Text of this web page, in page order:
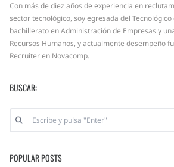
Con más de diez años de experiencia en
sector tecnológico, soy egresada del Tecnológico
bachillerato en Administración de Empresas y
Recursos Humanos, y actualmente desempeño
Recruiter en Novacomp.
BUSCAR:
POPULAR POSTS